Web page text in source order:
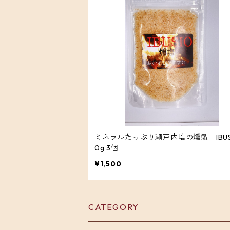
ミネラルたっぷり瀬戸内塩の燻製
0g 3個
¥1,500
CATEGORY